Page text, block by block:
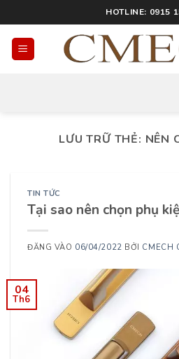
HOTLINE: 0915
LƯU TRỮ THẺ: NÊN
TIN TỨC
Tại sao nên chọn phụ
ĐĂNG VÀO 06/04/2022 BỞI CMECH
04
Th6